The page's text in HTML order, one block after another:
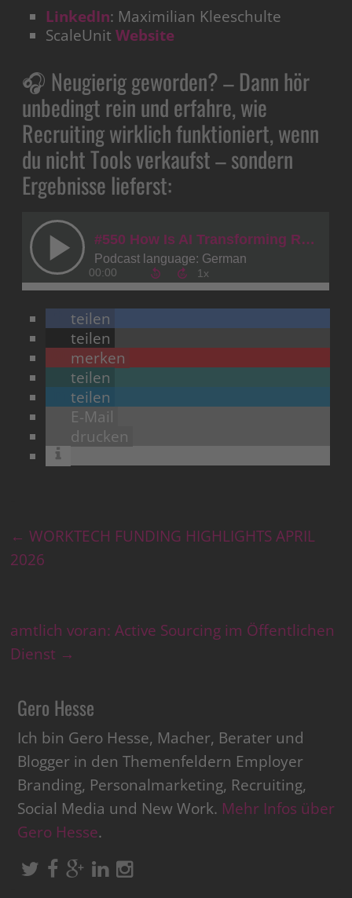
LinkedIn: Maximilian Kleeschulte
ScaleUnitWebsite
🎧 Neugierig geworden? – Dann hör
unbedingt rein und erfahre, wie
Recruiting wirklich funktioniert, wenn
du nicht Tools verkaufst – sondern
Ergebnisse lieferst:
teilen
teilen
merken
teilen
teilen
E-Mail
drucken
← WORKTECH FUNDING HIGHLIGHTS APRIL
2026
amtlich voran: Active Sourcing im Öffentlichen
Dienst →
Gero Hesse
Ich bin Gero Hesse, Macher, Berater und
Blogger in den Themenfeldern Employer
Branding, Personalmarketing, Recruiting,
Social Media und New Work. Mehr Infos über
Gero Hesse.